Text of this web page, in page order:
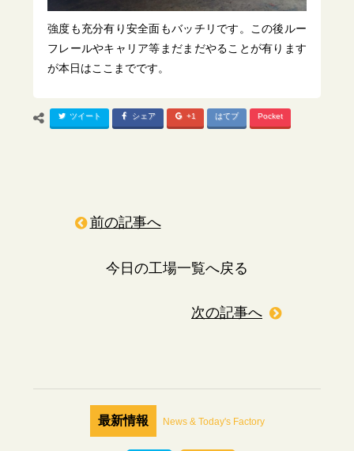
強度も充分有り安全面もバッチリです。この後ルー
フレールやキャリア等まだまだやることが有ります
が本日はここまでです。
ツイート シェア +1 はてブ Pocket
前の記事へ
今日の工場一覧へ戻る
次の記事へ
最新情報 News & Today's Factory